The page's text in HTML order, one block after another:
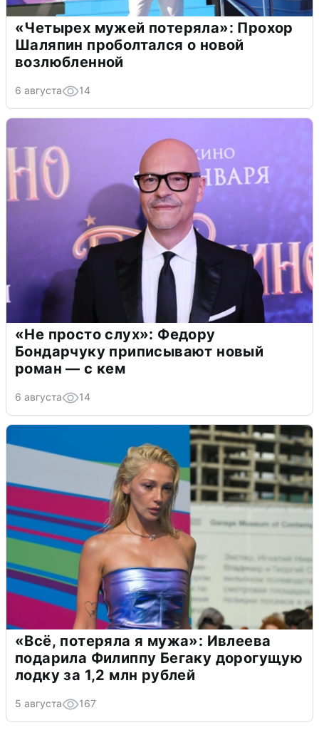
«Четырех мужей потеряла»: Прохор
Шаляпин проболтался о новой
возлюбленной
6 августа 14
«Не просто слух»: Федору
Бондарчуку приписывают новый
роман — с кем
6 августа 14
«Всё, потеряла я мужа»: Ивлеева
подарила Филиппу Бегаку дорогущую
лодку за 1,2 млн рублей
5 августа 167